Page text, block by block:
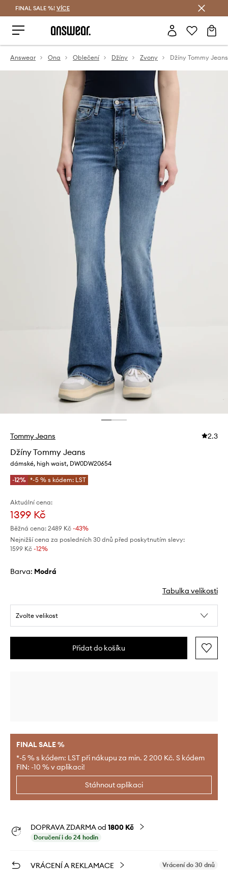
FINAL SALE %! VÍCE
Answear Ona Oblečení Džíny Zvony Džíny Tommy Jeans
Tommy Jeans 2.3
Džíny Tommy Jeans
dámské, high waist, DW0DW20654
-12% *-5 % s kódem: LST
Aktuální cena:
1399 Kč
Běžná cena: 2489 Kč -43%
Nejnižší cena za posledních 30 dnů před poskytnutím slevy:
1599 Kč -12%
Barva: modrá
Tabulka velikosti
Zvolte velikost
Přidat do košíku
FINAL SALE %
*-5 % s kódem: LST při nákupu za min. 2 200 Kč. S kódem
FIN: -10 % v aplikaci!
Stáhnout aplikaci
DOPRAVA ZDARMA od 1800 Kč
Doručení i do 24 hodin
VRÁCENÍ A REKLAMACE Vrácení do 30 dnů